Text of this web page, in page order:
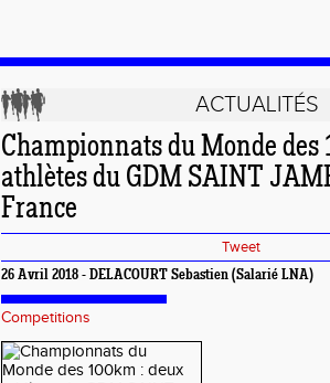
ACTUALITÉS
Championnats du Monde des
athlètes du GDM SAINT
France
Tweet
26 Avril 2018 - DELACOURT Sebastien (Salarié LNA)
Competitions